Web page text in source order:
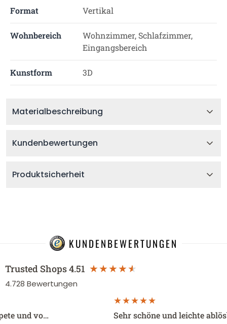
Format Vertikal
Wohnbereich
Wohnzimmer, Schlafzimmer,
Eingangsbereich
Kunstform 3D
Materialbeschreibung
Kundenbewertungen
Produktsicherheit
KUNDENBEWERTUNGEN
Trusted Shops4.51
4.728 Bewertungen
und vo… Sehr schöne und leichte